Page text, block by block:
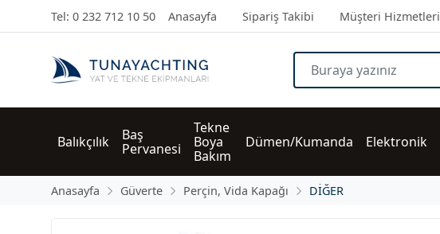
Tel: 0 232 712 10 50 Anasayfa Sipariş Takibi Müşteri Hizmetleri
Balıkçılık
Baş
Pervanesi
Tekne
Boya
Bakım
Dümen/Kumanda Elektronik
Anasayfa Güverte Perçin, Vida Kapağı DİĞER